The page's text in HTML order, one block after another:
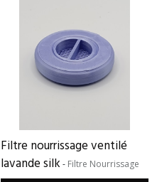
Filtre nourrissage ventilé
lavande silk - Filtre Nourrissage